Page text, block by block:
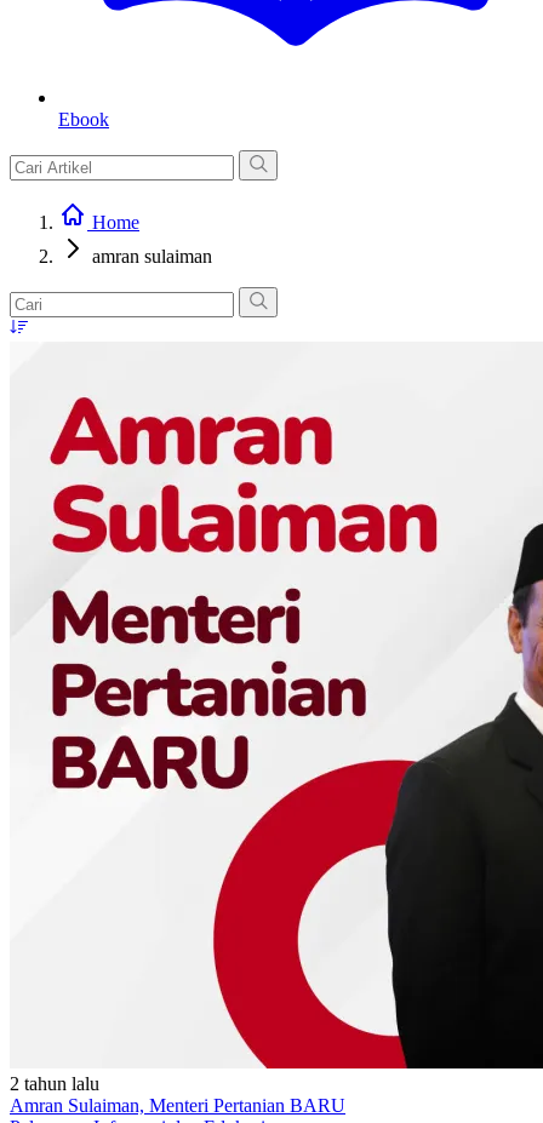
Ebook
Home
amran sulaiman
2 tahun lalu
Amran Sulaiman, Menteri Pertanian BARU